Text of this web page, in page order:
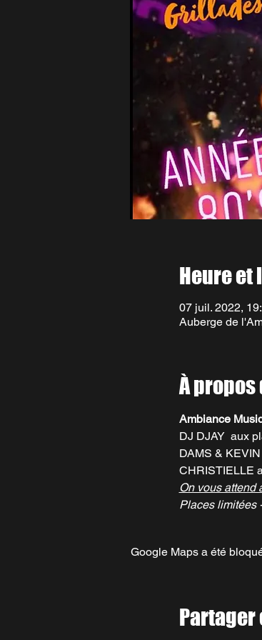
Heure et
07 juil. 2022,
Auberge de
À
Ambiance
DJ DJAY  aux
DAMS &
CHRISTIELLE
On vous attend
Places limitées
Google Maps a été
Partager